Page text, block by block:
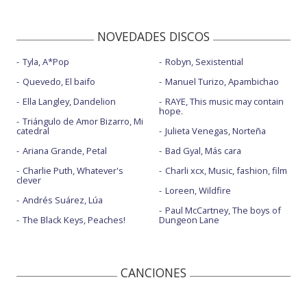
NOVEDADES DISCOS
Tyla, A*Pop
Quevedo, El baifo
Ella Langley, Dandelion
Triángulo de Amor Bizarro, Mi
catedral
Ariana Grande, Petal
Charlie Puth, Whatever's
clever
Andrés Suárez, Lúa
The Black Keys, Peaches!
Robyn, Sexistential
Manuel Turizo, Apambichao
RAYE, This music may contain
hope.
Julieta Venegas, Norteña
Bad Gyal, Más cara
Charli xcx, Music, fashion, film
Loreen, Wildfire
Paul McCartney, The boys of
Dungeon Lane
CANCIONES